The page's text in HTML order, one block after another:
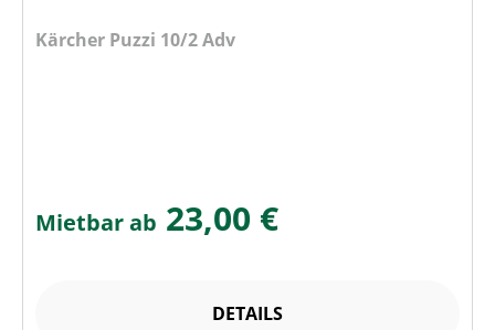
Kärcher Puzzi 10/2 Adv
Mietbar ab 23,00 €
DETAILS